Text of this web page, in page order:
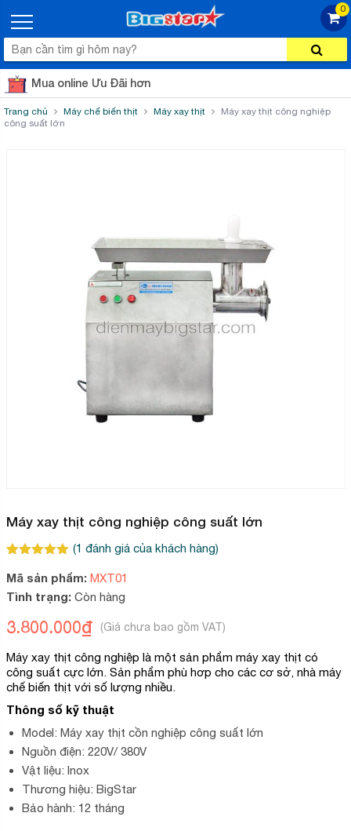
0
Mua online Ưu Đãi hơn
Trang chủ Máy chế biến thịt Máy xay thịt
Máy xay thịt công nghiệp
công suất lớn
Máy xay thịt công nghiệp công suất lớn
dựa trên
(1 đánh giá của khách hàng)
Mã sản phẩm: MXT01
Tình trạng: Còn hàng
3.800.000₫
Máy xay thịt công nghiệp là một sản phẩm máy xay thịt có
công suất cực lớn. Sản phẩm phù hơp cho các cơ sở, nhà máy
chế biến thịt với số lượng nhiều.
Thông số kỹ thuật
Model: Máy xay thịt cồn nghiệp công suất lớn
Nguồn điện: 220V/ 380V
Vật liệu: Inox
Thương hiệu: BigStar
Bảo hành: 12 tháng